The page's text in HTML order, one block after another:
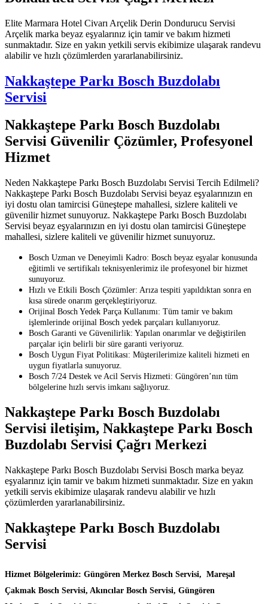
Elite Marmara Hotel Civarı Arçelik Derin Dondurucu Servisi
Arçelik marka beyaz eşyalarınız için tamir ve bakım hizmeti
sunmaktadır. Size en yakın yetkili servis ekibimize ulaşarak randevu
alabilir ve hızlı çözümlerden yararlanabilirsiniz.
Nakkaştepe Parkı Bosch Buzdolabı
Servisi
Nakkaştepe Parkı Bosch Buzdolabı
Servisi Güvenilir Çözümler, Profesyonel
Hizmet
Neden Nakkaştepe Parkı Bosch Buzdolabı Servisi Tercih Edilmeli?
Nakkaştepe Parkı Bosch Buzdolabı Servisi beyaz eşyalarınızın en
iyi dostu olan tamircisi Güneştepe mahallesi, sizlere kaliteli ve
güvenilir hizmet sunuyoruz. Nakkaştepe Parkı Bosch Buzdolabı
Servisi beyaz eşyalarınızın en iyi dostu olan tamircisi Güneştepe
mahallesi, sizlere kaliteli ve güvenilir hizmet sunuyoruz.
Bosch Uzman ve Deneyimli Kadro: Bosch beyaz eşyalar konusunda
eğitimli ve sertifikalı teknisyenlerimiz ile profesyonel bir hizmet
sunuyoruz.
Hızlı ve Etkili Bosch Çözümler: Arıza tespiti yapıldıktan sonra en
kısa sürede onarım gerçekleştiriyoruz.
Orijinal Bosch Yedek Parça Kullanımı: Tüm tamir ve bakım
işlemlerinde orijinal Bosch yedek parçaları kullanıyoruz.
Bosch Garanti ve Güvenilirlik: Yapılan onarımlar ve değiştirilen
parçalar için belirli bir süre garanti veriyoruz.
Bosch Uygun Fiyat Politikası: Müşterilerimize kaliteli hizmeti en
uygun fiyatlarla sunuyoruz.
Bosch 7/24 Destek ve Acil Servis Hizmeti: Güngören’nın tüm
bölgelerine hızlı servis imkanı sağlıyoruz.
Nakkaştepe Parkı Bosch Buzdolabı
Servisi iletişim, Nakkaştepe Parkı Bosch
Buzdolabı Servisi Çağrı Merkezi
Nakkaştepe Parkı Bosch Buzdolabı Servisi Bosch marka beyaz
eşyalarınız için tamir ve bakım hizmeti sunmaktadır. Size en yakın
yetkili servis ekibimize ulaşarak randevu alabilir ve hızlı
çözümlerden yararlanabilirsiniz.
Nakkaştepe Parkı Bosch Buzdolabı
Servisi
Hizmet Bölgelerimiz: Güngören Merkez Bosch Servisi, Mareşal
Çakmak Bosch Servisi, Akıncılar Bosch Servisi, Güngören